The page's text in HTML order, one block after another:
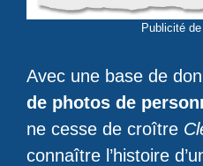
Publicité de
Avec une base de
de photos de
ne cesse de croître
connaître l’histoire